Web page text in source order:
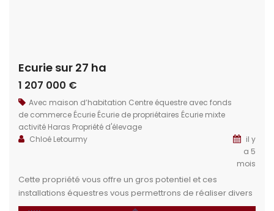
Ecurie sur 27 ha
1 207 000 €
Avec maison d’habitation Centre équestre avec fonds
de commerce Écurie Écurie de propriétaires Écurie mixte
activité Haras Propriété d'élevage
Chloé Letourmy
il y
a 5
mois
Cette propriété vous offre un gros potentiel et ces
installations équestres vous permettrons de réaliser divers
projets : Club, écurie de propriétaire, pole concours …